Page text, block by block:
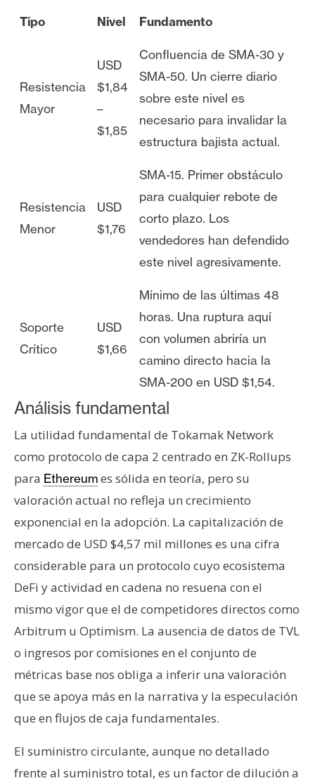
Tipo Nivel Fundamento
Resistencia
Mayor
USD
$1,84
–
$1,85
Confluencia de SMA-30 y
SMA-50. Un cierre diario
sobre este nivel es
necesario para invalidar la
estructura bajista actual.
Resistencia
Menor
USD
$1,76
SMA-15. Primer obstáculo
para cualquier rebote de
corto plazo. Los
vendedores han defendido
este nivel agresivamente.
Soporte
Crítico
USD
$1,66
Mínimo de las últimas 48
horas. Una ruptura aquí
con volumen abriría un
camino directo hacia la
SMA-200 en USD $1,54.
Análisis fundamental
La utilidad fundamental de Tokamak Network
como protocolo de capa 2 centrado en ZK-Rollups
para Ethereumes sólida en teoría, pero su
valoración actual no refleja un crecimiento
exponencial en la adopción. La capitalización de
mercado de USD $4,57 mil millones es una cifra
considerable para un protocolo cuyo ecosistema
DeFi y actividad en cadena no resuena con el
mismo vigor que el de competidores directos como
Arbitrum u Optimism. La ausencia de datos de TVL
o ingresos por comisiones en el conjunto de
métricas base nos obliga a inferir una valoración
que se apoya más en la narrativa y la especulación
que en flujos de caja fundamentales.
El suministro circulante, aunque no detallado
frente al suministro total, es un factor de dilución a